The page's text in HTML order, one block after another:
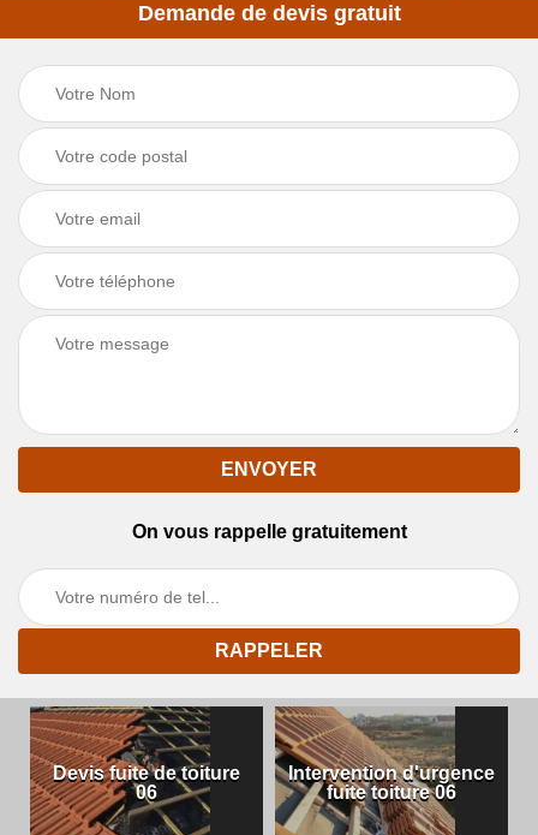
Demande de devis gratuit
On vous rappelle gratuitement
Devis fuite de toiture
06
Intervention d'urgence
fuite toiture 06